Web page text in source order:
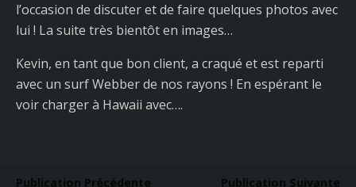
l’occasion de discuter et de faire quelques photos avec
lui ! La suite très bientôt en images…
Kevin, en tant que bon client, a craqué et est reparti
avec un surf Webber de nos rayons ! En espérant le
voir charger à Hawaii avec….
Publication Précédente
Publication Suivante